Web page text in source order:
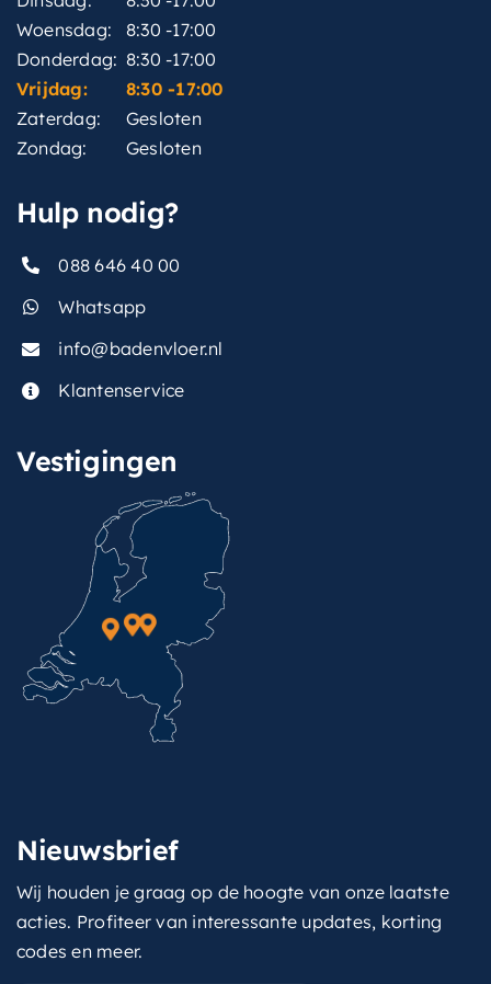
Woensdag:
8:30 -17:00
Donderdag: 8:30 -17:00
Vrijdag:
8:30 -17:00
Zaterdag:
Gesloten
Zondag:
Gesloten
Hulp nodig?
088 646 40 00
Whatsapp
info@badenvloer.nl
Klantenservice
Vestigingen
Nieuwsbrief
Wij houden je graag op de hoogte van onze laatste
acties. Profiteer van interessante updates, korting
codes en meer.